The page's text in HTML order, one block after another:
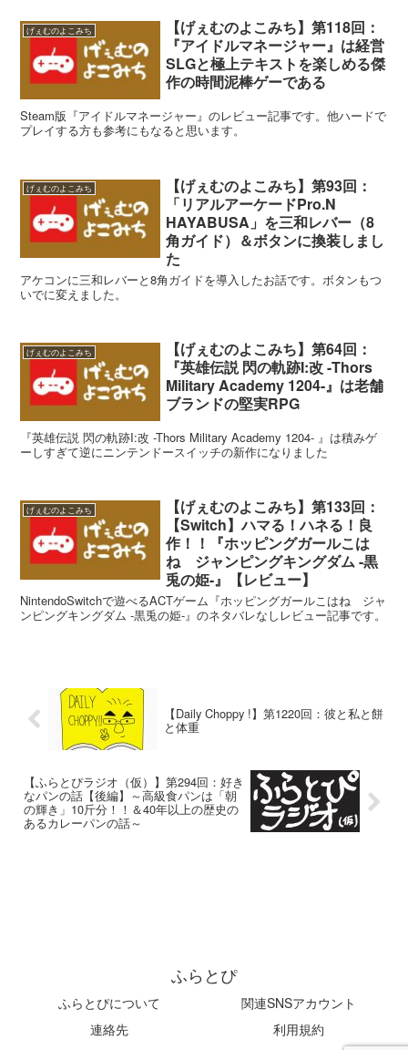
げぇむのよこみち
【げぇむのよこみち】第118回：
『アイドルマネージャー』は経営
SLGと極上テキストを楽しめる傑
作の時間泥棒ゲーである
Steam版『アイドルマネージャー』のレビュー記事です。他ハードで
プレイする方も参考にもなると思います。
げぇむのよこみち
【げぇむのよこみち】第93回：
「リアルアーケードPro.N
HAYABUSA」を三和レバー（8
角ガイド）＆ボタンに換装しまし
た
アケコンに三和レバーと8角ガイドを導入したお話です。ボタンもつ
いでに変えました。
げぇむのよこみち
【げぇむのよこみち】第64回：
『英雄伝説 閃の軌跡I:改 -Thors
Military Academy 1204-』は老舗
ブランドの堅実RPG
『英雄伝説 閃の軌跡I:改 -Thors Military Academy 1204- 』は積みゲ
ーしすぎて逆にニンテンドースイッチの新作になりました
げぇむのよこみち
【げぇむのよこみち】第133回：
【Switch】ハマる！ハネる！良
作！！『ホッピングガールこは
ね ジャンピングキングダム -黒
兎の姫-』【レビュー】
NintendoSwitchで遊べるACTゲーム『ホッピングガールこはね ジャ
ンピングキングダム -黒兎の姫-』のネタバレなしレビュー記事です。
【Daily Choppy !】第1220回：彼と私と餅
と体重
【ふらとぴラジオ（仮）】第294回：好き
なパンの話【後編】～高級食パンは「朝
の輝き」10斤分！！＆40年以上の歴史の
あるカレーパンの話～
ふらとぴ
ふらとぴについて
関連SNSアカウント
連絡先
利用規約